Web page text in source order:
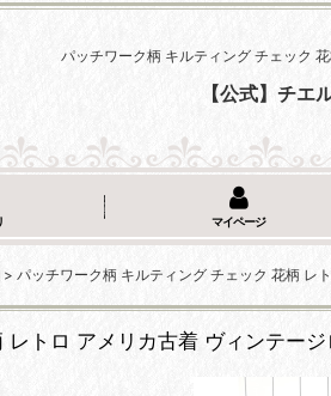
パッチワーク柄 キルティング チェック
【公式】チエ
マイページ
> パッチワーク柄 キルティング チェック 花柄 レ
トロ アメリカ古着 ヴィンテージ